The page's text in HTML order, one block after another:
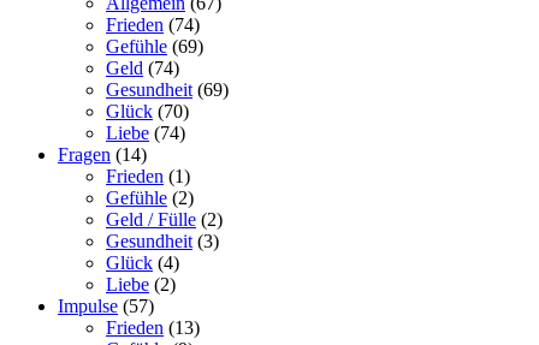
Frieden (74)
Gefühle (69)
Geld (74)
Gesundheit (69)
Glück (70)
Liebe (74)
Fragen (14)
Frieden (1)
Gefühle (2)
Geld / Fülle (2)
Gesundheit (3)
Glück (4)
Liebe (2)
Impulse (57)
Frieden (13)